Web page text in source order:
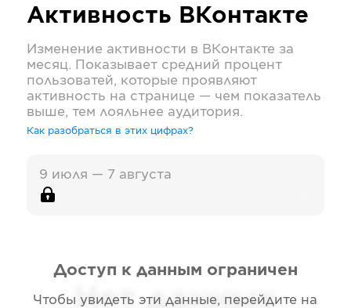
Активность ВКонтакте
Изменение активности в ВКонтакте за
месяц. Показывает средний процент
пользоватей, которые проявляют
активность на странице — чем показатель
выше, тем лояльнее аудитория.
Как разобраться в этих цифрах?
9 июля — 7 августа
Нет данных
Доступ к данным ограничен
Чтобы увидеть эти данные, перейдите на